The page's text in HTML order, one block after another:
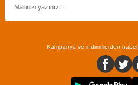
Kampanya ve indirimlerden